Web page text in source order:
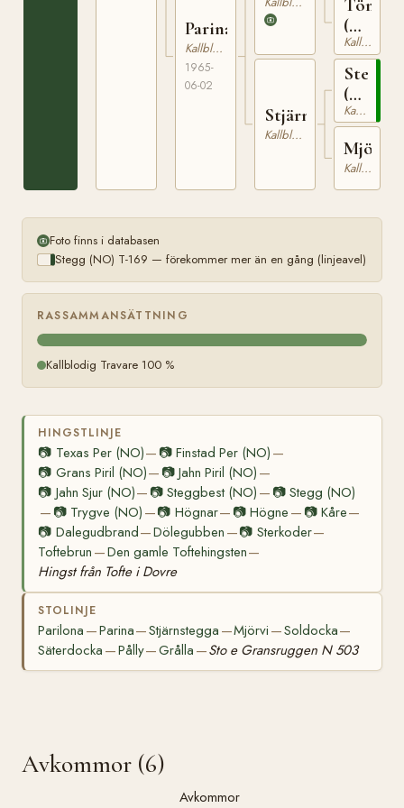
Parina
Kallblodig Travare
1965-
06-02
Stjärnstegga
Kallblodig Travare
Tömra
(NO)
N
15460
Kallblodig Travare
Stegg
(NO)
T-Kallblodig Travare
Mjörvi
Kallblodig Travare
Foto finns i databasen
Stegg (NO) T-169 — förekommer mer än en gång (linjeavel)
RASSAMMANSÄTTNING
Kallblodig Travare 100 %
HINGSTLINJE
📷 Texas Per (NO)— 📷Finstad Per (NO) —
📷 Grans Piril (NO)— 📷Jahn Piril (NO) —
📷 Jahn Sjur (NO)— 📷Steggbest (NO) — 📷 Stegg (NO)
— 📷 Trygve (NO) —📷 Högnar— 📷Högne — 📷 Kåre—
📷 Dalegudbrand—Dölegubben —📷 Sterkoder—
Toftebrun —Den gamle Toftehingsten—
Hingst från Tofte i Dovre
STOLINJE
Parilona —Parina—Stjärnstegga —Mjörvi —Soldocka—
Säterdocka —Pålly—Grålla —Sto e Gransruggen N 503
Avkommor (6)
Avkommor